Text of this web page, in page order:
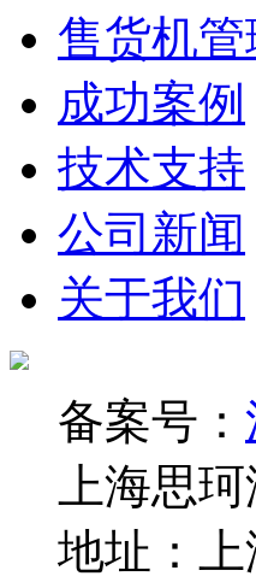
售货机管
成功案例
技术支持
公司新闻
关于我们
备案号：
上海思
地址：